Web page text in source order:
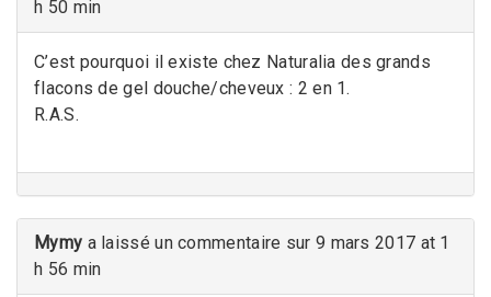
h 50 min
C’est pourquoi il existe chez Naturalia des grands
flacons de gel douche/cheveux : 2 en 1.
R.A.S.
Mymy a laissé un commentaire sur 9 mars 2017 at 1
h 56 min